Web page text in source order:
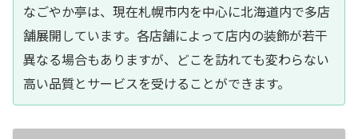
なごやか亭は、現在札幌市内を中心に北海道内で多店
舗展開しています。各店舗によって店内の装飾が若干
異なる場合もありますが、どこを訪れても変わらない
高い品質とサービスを受けることができます。